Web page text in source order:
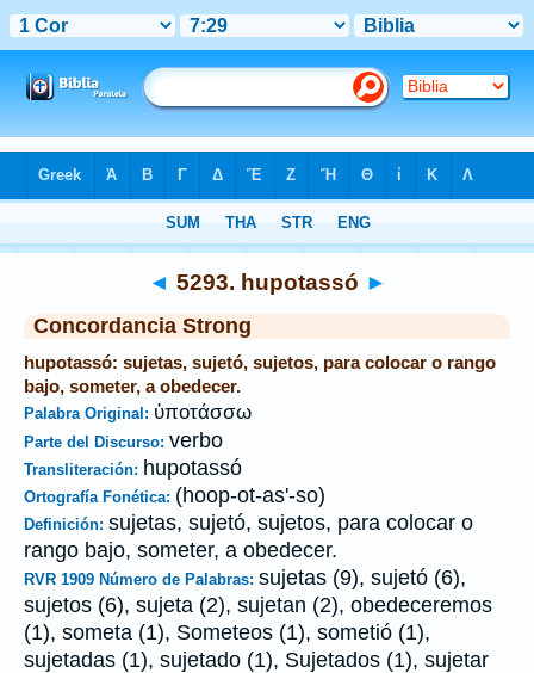
◄ 5293. hupotassó ►
Concordancia Strong
hupotassó: sujetas, sujetó, sujetos, para colocar o rango
bajo, someter, a obedecer.
Palabra Original: ὑποτάσσω
Parte del Discurso: verbo
Transliteración: hupotassó
Ortografía Fonética: (hoop-ot-as'-so)
Definición: sujetas, sujetó, sujetos, para colocar o
rango bajo, someter, a obedecer.
RVR 1909 Número de Palabras: sujetas (9), sujetó (6),
sujetos (6), sujeta (2), sujetan (2), obedeceremos
(1), someta (1), Someteos (1), sometió (1),
sujetadas (1), sujetado (1), Sujetados (1), sujetar